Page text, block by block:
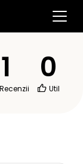
1
Recenzii
0
Util